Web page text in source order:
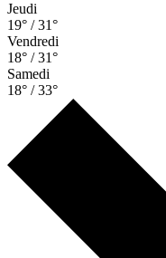
Jeudi
19° / 31°
Vendredi
18° / 31°
Samedi
18° / 33°